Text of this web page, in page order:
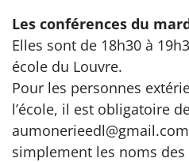
Les conférences du
Elles sont de 18h30 à
école du Louvre.
Pour les personnes
l’école, il est obligatoire
simplement les noms